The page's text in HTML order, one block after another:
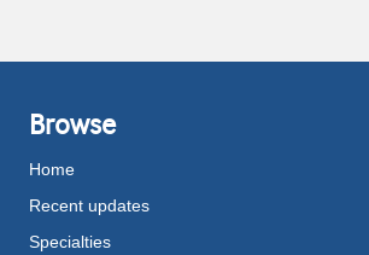
Browse
Home
Recent updates
Specialties